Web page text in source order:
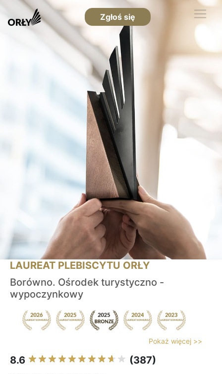
Zgłoś się
LAUREAT PLEBISCYTU ORŁY
Borówno. Ośrodek turystyczno -
wypoczynkowy
Pokaż więcej >>
8.6 (387)